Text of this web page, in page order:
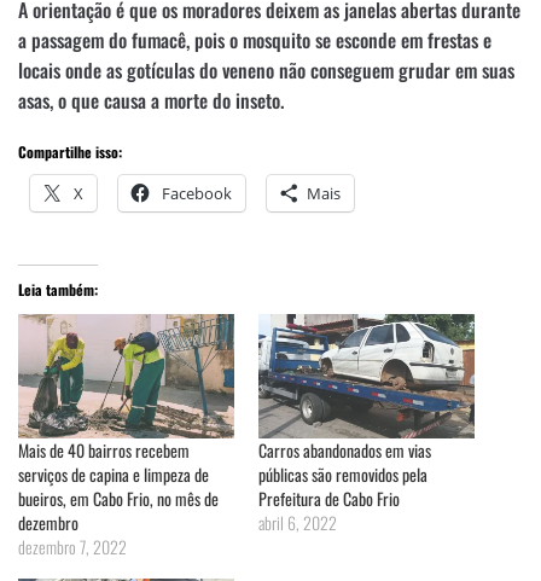
A orientação é que os moradores deixem as janelas abertas durante
a passagem do fumacê, pois o mosquito se esconde em frestas e
locais onde as gotículas do veneno não conseguem grudar em suas
asas, o que causa a morte do inseto.
Compartilhe isso:
X Facebook Mais
Leia também:
Mais de 40 bairros recebem
serviços de capina e limpeza de
bueiros, em Cabo Frio, no mês de
dezembro
dezembro 7, 2022
Carros abandonados em vias
públicas são removidos pela
Prefeitura de Cabo Frio
abril 6, 2022